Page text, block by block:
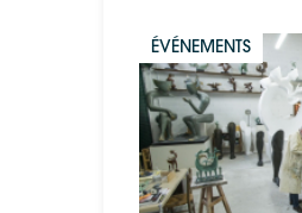
ÉVÉNEMENTS